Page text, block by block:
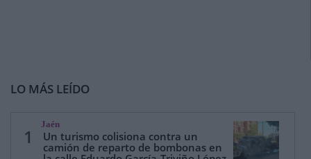
LO MÁS LEÍDO
1
Jaén
Un turismo colisiona contra un
camión de reparto de bombonas en